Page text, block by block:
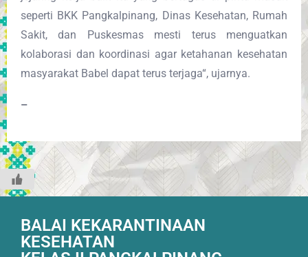
seperti BKK Pangkalpinang, Dinas Kesehatan, Rumah
Sakit, dan Puskesmas mesti terus menguatkan
kolaborasi dan koordinasi agar ketahanan kesehatan
masyarakat Babel dapat terus terjaga“, ujarnya.
–
BALAI KEKARANTINAAN
KESEHATAN